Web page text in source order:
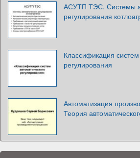
АСУТП ТЭС. Системы
регулирования
Классификация систем
регулирования
Автоматизация
Теория